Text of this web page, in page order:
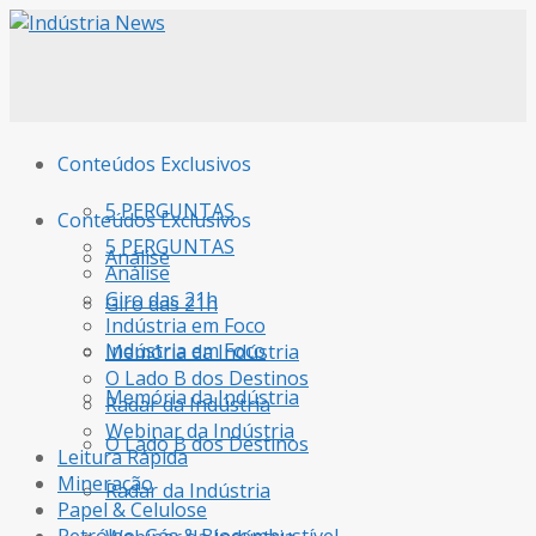
Conteúdos Exclusivos
5 PERGUNTAS
Análise
Giro das 21h
Indústria em Foco
Memória da Indústria
O Lado B dos Destinos
Radar da Indústria
Conteúdos Exclusivos
5 PERGUNTAS
Análise
Giro das 21h
Indústria em Foco
Memória da Indústria
O Lado B dos Destinos
Radar da Indústria
Webinar da Indústria
Leitura Rápida
Mineração
Papel & Celulose